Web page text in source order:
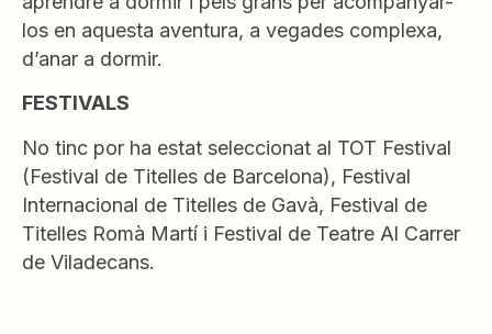
los en aquesta aventura, a vegades complexa,
d’anar a dormir.
FESTIVALS
No tinc por ha estat seleccionat al TOT Festival
(Festival de Titelles de Barcelona), Festival
Internacional de Titelles de Gavà, Festival de
Titelles Romà Martí i Festival de Teatre Al Carrer
de Viladecans.